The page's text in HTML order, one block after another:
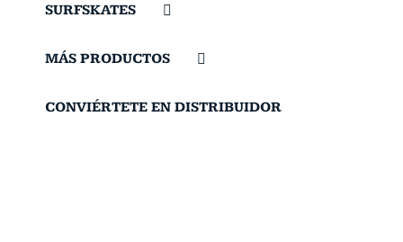
SURFSKATES
MÁS PRODUCTOS
CONVIÉRTETE EN DISTRIBUIDOR